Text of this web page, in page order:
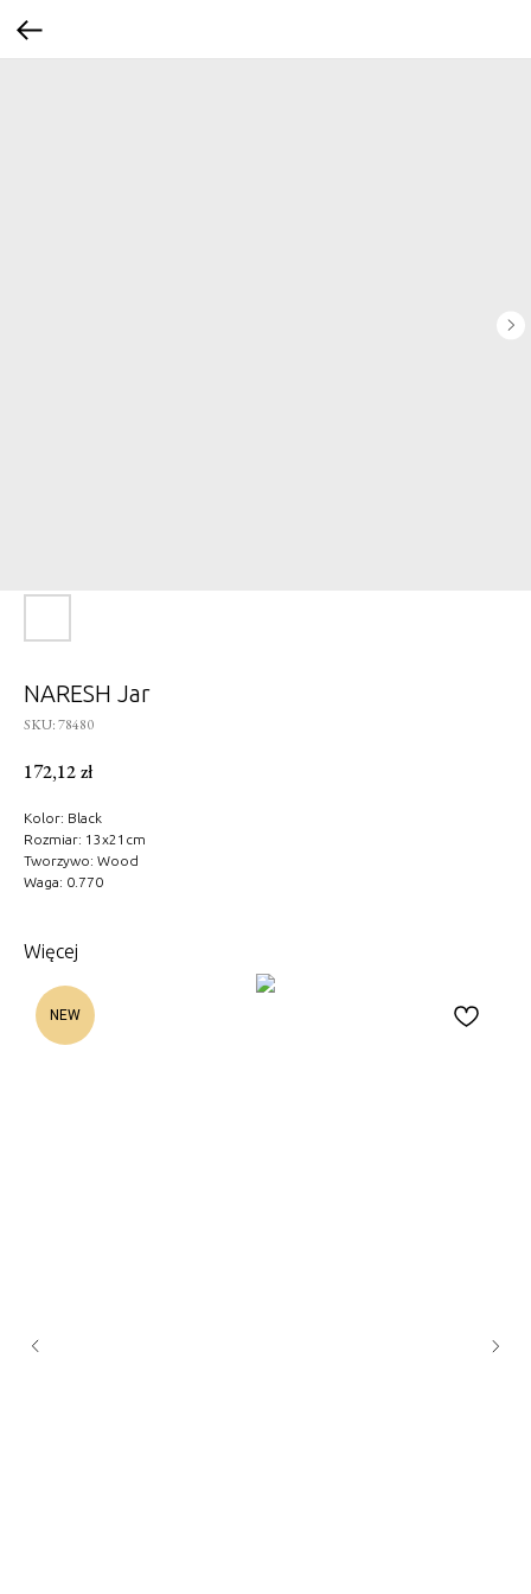
NARESH Jar
SKU:78480
172,12zł
Kolor: Black
Rozmiar: 13x21cm
Tworzywo: Wood
Waga: 0.770
Więcej
NEW